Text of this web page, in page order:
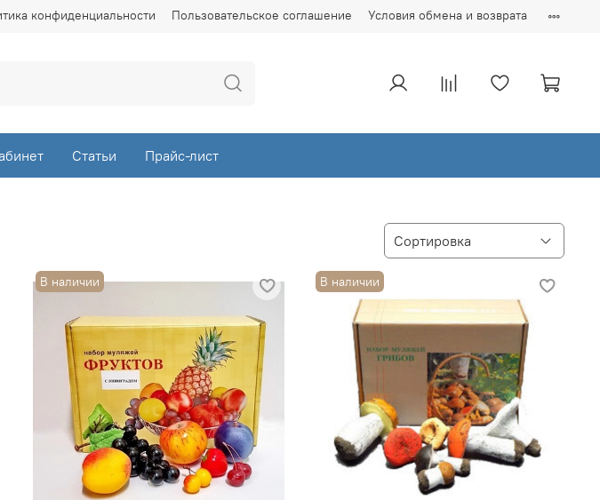
конфиденциальности Пользовательское соглашение Условия обмена и возврата
Статьи Прайс-лист
В наличии В наличии